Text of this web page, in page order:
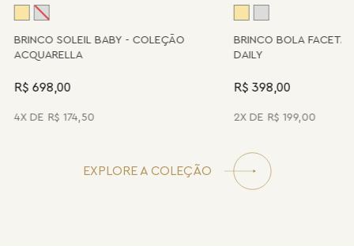
BRINCO SOLEIL BABY - COLEÇÃO
ACQUARELLA
R$ 698,00
4 R$ 174,50
BRINCO BOLA
DAILY
R$ 398,00
2 R$ 199,00
EXPLORE A COLEÇÃO